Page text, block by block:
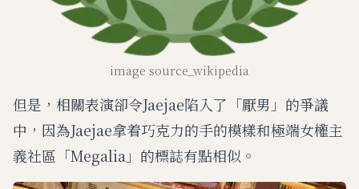
image source_wikipedia
但是，相關表演卻令Jaejae陷入了「厭男」的爭議
中，因為Jaejae拿着巧克力的手的模樣和極端女權主
義社區「Megalia」的標誌有點相似。